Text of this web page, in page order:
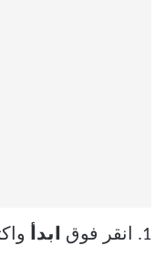
1. انقر فوق ابدأ